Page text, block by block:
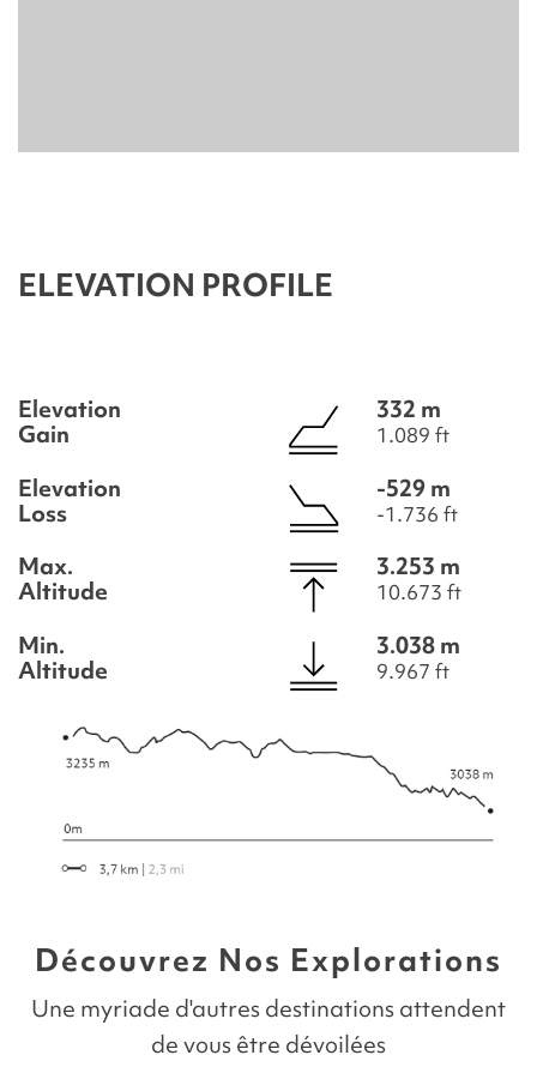
ELEVATION PROFILE
Elevation
Gain
332 m
1.089 ft
Elevation
Loss
-529 m
-1.736 ft
Max.
Altitude
3.253 m
10.673 ft
Min.
Altitude
3.038 m
9.967 ft
Découvrez Nos Explorations
Une myriade d'autres destinations attendent
de vous être dévoilées